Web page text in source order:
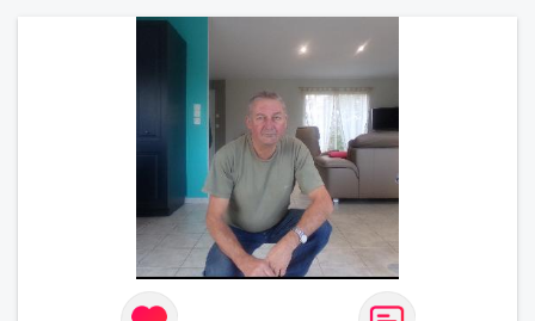
autant être trop locace. Je suis bourré de qualités
avec très peu de défauts. Je suis altruiste,
bienveillant, empathique, attentionné, honnête,
respectueux, doux de caractère et compréhensif : je
laisse « glisser » beaucoup de choses. Mais ne vous
m’éprenez pas Mesdames, si une personne que
j’aime me trahit une fois, il n’y aura pas de seconde
chance et je l’effacerai à « vitam eternam ».
Néanmoins, je suis un tout petit peu maniaque ainsi
qu’impatient. J’essaye de faire des efforts. Rien de
bien dramatique ! Du moins je le pense……Je suis un
homme facile à vivre. À vous si vous le souhaitez,